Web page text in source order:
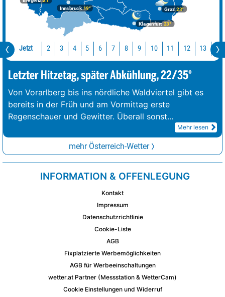
Graz23°
Innsbruck19°
Klagenfurt 23°
Jetzt 2 3 4 5 6 7 8 9 10 11 12 13 14
Letzter Hitzetag, später Abkühlung, 22/35°
Von Vorarlberg bis ins nördliche Waldviertel gibt es
bereits in der Früh und am Vormittag erste
Regenschauer und Gewitter. Überall sonst...
Mehr lesen
mehr Österreich-Wetter
INFORMATION & OFFENLEGUNG
Kontakt
Impressum
Datenschutzrichtlinie
Cookie-Liste
AGB
Fixplatzierte Werbemöglichkeiten
AGB für Werbeeinschaltungen
wetter.at Partner (Messstation & WetterCam)
Cookie Einstellungen und Widerruf